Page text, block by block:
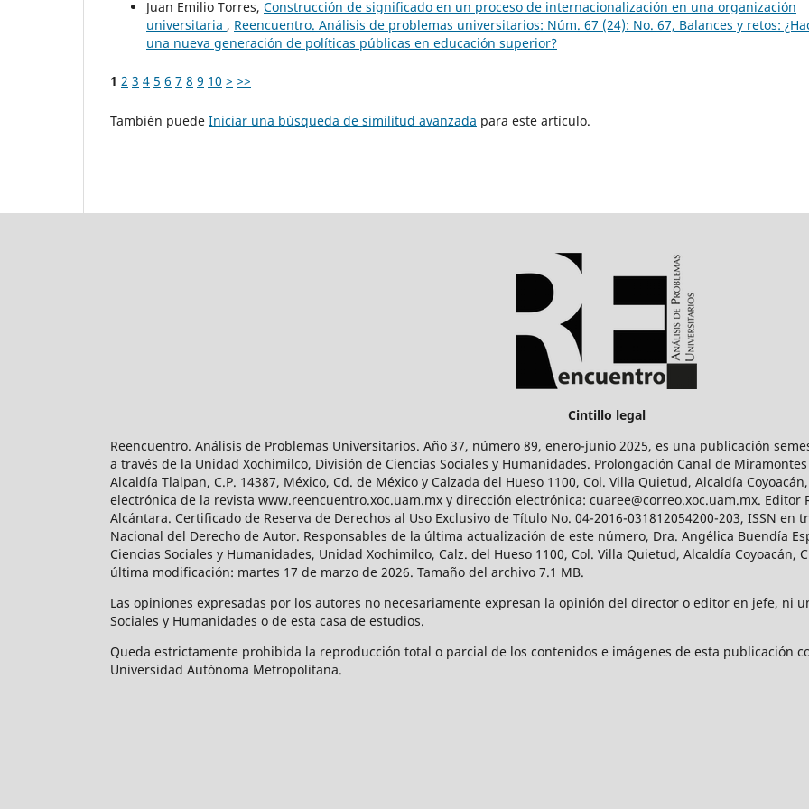
Juan Emilio Torres, Construcción de significado en un proceso de internacionalización en una organización
universitaria , Reencuentro. Análisis de problemas universitarios: Núm. 67 (24): No. 67, Balances y retos:
una nueva generación de políticas públicas en educación superior?
1 2 3 4 5 6 7 8 9 10 > >>
También puede Iniciar una búsqueda de similitud avanzada para este artículo.
Cintillo legal
Reencuentro. Análisis de Problemas Universitarios. Año 37, número 89, enero-junio 2025, es una publicación
a través de la Unidad Xochimilco, División de Ciencias Sociales y Humanidades. Prolongación Canal de Miramontes
Alcaldía Tlalpan, C.P. 14387, México, Cd. de México y Calzada del Hueso 1100, Col. Villa Quietud, Alcaldía
electrónica de la revista www.reencuentro.xoc.uam.mx y dirección electrónica: cuaree@correo.xoc.uam.mx. Editor
Alcántara. Certificado de Reserva de Derechos al Uso Exclusivo de Título No. 04-2016-031812054200-203, ISSN
Nacional del Derecho de Autor. Responsables de la última actualización de este número, Dra. Angélica Buendía
Ciencias Sociales y Humanidades, Unidad Xochimilco, Calz. del Hueso 1100, Col. Villa Quietud, Alcaldía Coyoacán,
última modificación: martes 17 de marzo de 2026. Tamaño del archivo 7.1 MB.
Las opiniones expresadas por los autores no necesariamente expresan la opinión del director o editor en jefe, ni
Sociales y Humanidades o de esta casa de estudios.
Queda estrictamente prohibida la reproducción total o parcial de los contenidos e imágenes de esta publicación
Universidad Autónoma Metropolitana.